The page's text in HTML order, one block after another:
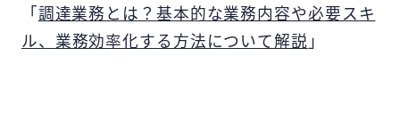
「調達業務とは？基本的な業務内容や必要スキ
ル、業務効率化する方法について解説」